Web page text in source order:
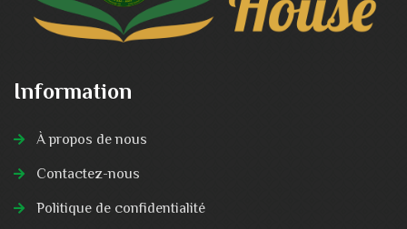
Information
À propos de nous
Contactez-nous
Politique de confidentialité